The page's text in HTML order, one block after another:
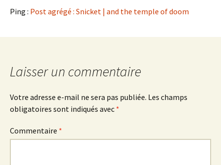
Ping : Post agrégé : Snicket | and the temple of doom
Laisser un commentaire
Votre adresse e-mail ne sera pas publiée. Les champs
obligatoires sont indiqués avec *
Commentaire *